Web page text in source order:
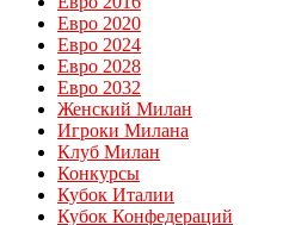
Евро 2020
Евро 2024
Евро 2028
Евро 2032
Женский Милан
Игроки Милана
Клуб Милан
Конкурсы
Кубок Италии
Кубок Конфедераций